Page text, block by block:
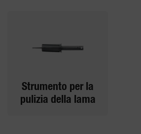
Strumento per la
pulizia della lama